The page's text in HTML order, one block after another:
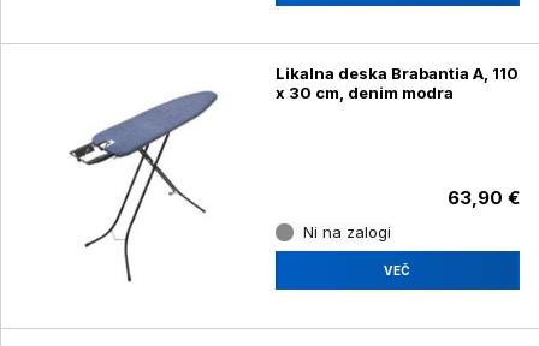
Likalna deska Brabantia A, 110
x 30 cm, denim modra
63,90 €
Ni na zalogi
VEČ